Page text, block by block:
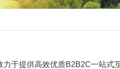
于提供高效优质B2B2C一站式